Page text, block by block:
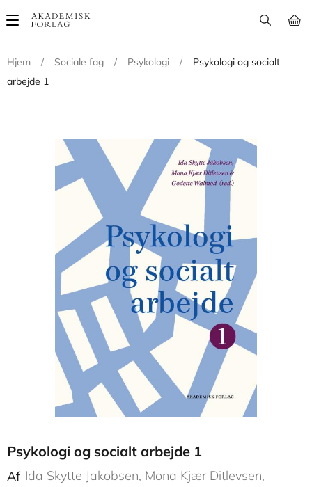
Main
Hjem
/ Sociale fag / Psykologi /
Psykologi og socialt
arbejde 1
Psykologi og socialt arbejde 1
Af Ida Skytte Jakobsen Mona Kjær Ditlevsen